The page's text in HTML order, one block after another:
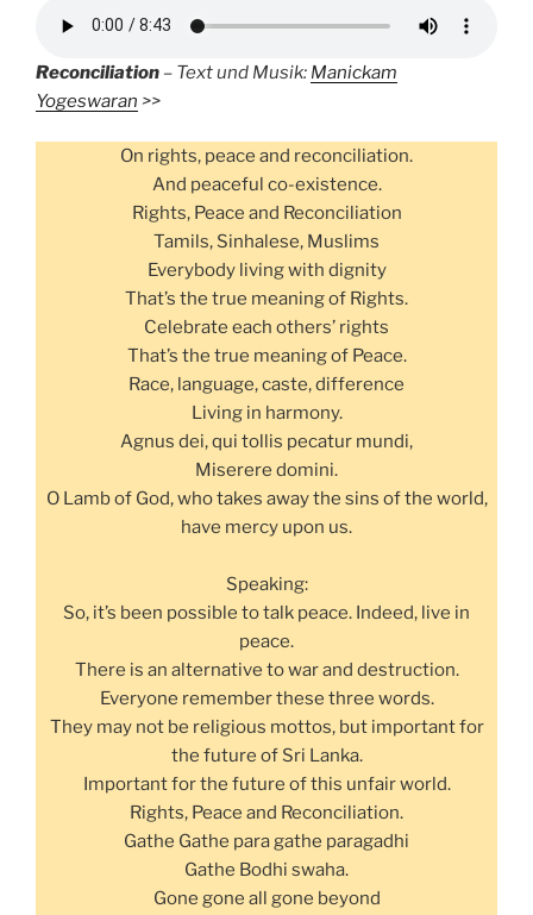
Reconciliation – Text und Musik: Manickam
Yogeswaran >>
On rights, peace and reconciliation.
And peaceful co-existence.
Rights, Peace and Reconciliation
Tamils, Sinhalese, Muslims
Everybody living with dignity
That’s the true meaning of Rights.
Celebrate each others’ rights
That’s the true meaning of Peace.
Race, language, caste, difference
Living in harmony.
Agnus dei, qui tollis pecatur mundi,
Miserere domini.
O Lamb of God, who takes away the sins of the world,
have mercy upon us.
Speaking:
So, it’s been possible to talk peace. Indeed, live in
peace.
There is an alternative to war and destruction.
Everyone remember these three words.
They may not be religious mottos, but important for
the future of Sri Lanka.
Important for the future of this unfair world.
Rights, Peace and Reconciliation.
Gathe Gathe para gathe paragadhi
Gathe Bodhi swaha.
Gone gone all gone beyond